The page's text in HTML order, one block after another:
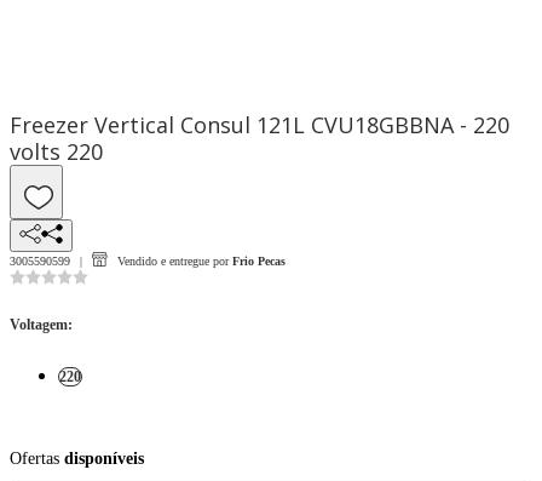
Freezer Vertical Consul 121L CVU18GBBNA - 220
volts 220
3005590599 Vendido e entregue por Frio Pecas
Voltagem:
220
Ofertas disponíveis